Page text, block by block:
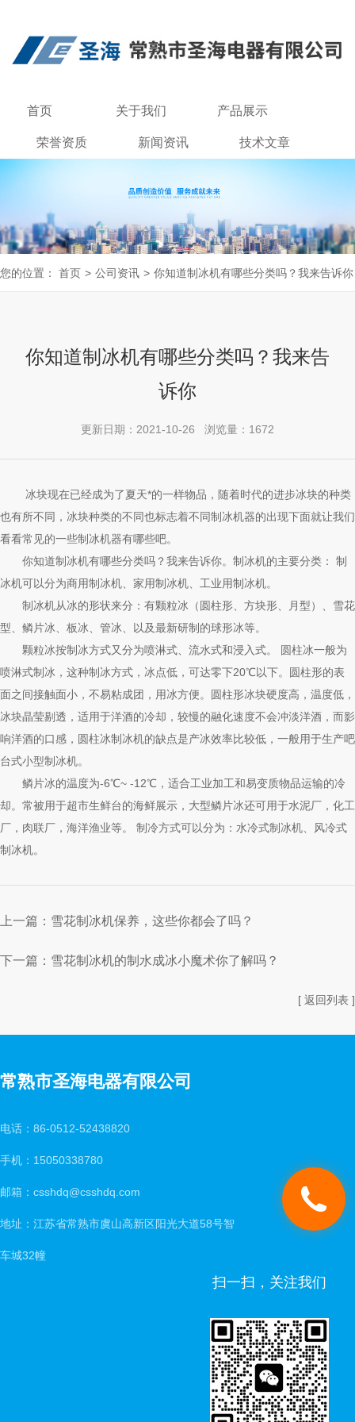
首页 关于我们 产品展示
荣誉资质 新闻资讯 技术文章
您的位置： 首页 > 公司资讯 > 你知道制冰机有哪些分类吗？我来告诉你
你知道制冰机有哪些分类吗？我来告
诉你
更新日期：2021-10-26 浏览量：1672
冰块现在已经成为了夏天*的一样物品，随着时代的进步冰块的种类
也有所不同，冰块种类的不同也标志着不同制冰机器的出现下面就让我们
看看常见的一些制冰机器有哪些吧。
你知道制冰机有哪些分类吗？我来告诉你。制冰机的主要分类： 制
冰机可以分为商用制冰机、家用制冰机、工业用制冰机。
制冰机从冰的形状来分：有颗粒冰（圆柱形、方块形、月型）、雪花
型、鳞片冰、板冰、管冰、以及最新研制的球形冰等。
颗粒冰按制冰方式又分为喷淋式、流水式和浸入式。 圆柱冰一般为
喷淋式制冰，这种制冰方式，冰点低，可达零下20℃以下。圆柱形的表
面之间接触面小，不易粘成团，用冰方便。圆柱形冰块硬度高，温度低，
冰块晶莹剔透，适用于洋酒的冷却，较慢的融化速度不会冲淡洋酒，而影
响洋酒的口感，圆柱冰制冰机的缺点是产冰效率比较低，一般用于生产吧
台式小型制冰机。
鳞片冰的温度为-6℃~ -12℃，适合工业加工和易变质物品运输的冷
却。常被用于超市生鲜台的海鲜展示，大型鳞片冰还可用于水泥厂，化工
厂，肉联厂，海洋渔业等。 制冷方式可以分为：水冷式制冰机、风冷式
制冰机。
上一篇： 雪花制冰机保养，这些你都会了吗？
下一篇： 雪花制冰机的制水成冰小魔术你了解吗？
[ 返回列表 ]
常熟市圣海电器有限公司
电话：86-0512-52438820
手机：15050338780
邮箱：csshdq@csshdq.com
地址：江苏省常熟市虞山高新区阳光大道58号智
车城32幢
扫一扫，关注我们